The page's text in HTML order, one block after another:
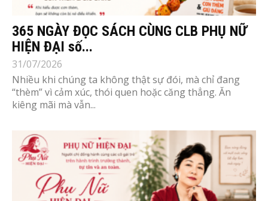
365 NGÀY ĐỌC SÁCH CÙNG CLB PHỤ NỮ
HIỆN ĐẠI số...
31/07/2026
Nhiều khi chúng ta không thật sự đói, mà chỉ đang
“thèm” vì cảm xúc, thói quen hoặc căng thẳng. Ăn
kiêng mãi mà vẫn...